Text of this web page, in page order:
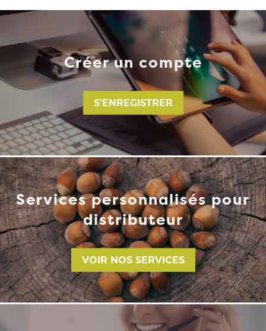
Créer un compte
S'ENREGISTRER
Services personnalisés pour
distributeur
VOIR NOS SERVICES